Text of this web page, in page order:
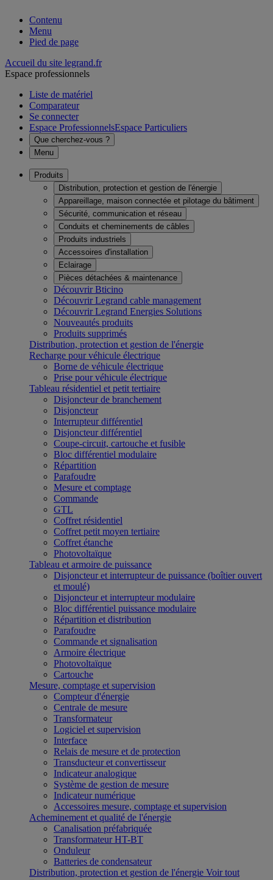
Contenu
Menu
Pied de page
Accueil du site legrand.fr
Espace professionnels
Liste de matériel
Comparateur
Se connecter
Espace ProfessionnelsEspace Particuliers
Que cherchez-vous ?
Menu
Produits
Distribution, protection et gestion de l'énergie
Appareillage, maison connectée et pilotage du bâtiment
Sécurité, communication et réseau
Conduits et cheminements de câbles
Produits industriels
Accessoires d'installation
Eclairage
Pièces détachées & maintenance
Découvrir Bticino
Découvrir Legrand cable management
Découvrir Legrand Energies Solutions
Nouveautés produits
Produits supprimés
Distribution, protection et gestion de l'énergie
Recharge pour véhicule électrique
Borne de véhicule électrique
Prise pour véhicule électrique
Tableau résidentiel et petit tertiaire
Disjoncteur de branchement
Disjoncteur
Interrupteur différentiel
Disjoncteur différentiel
Coupe-circuit, cartouche et fusible
Bloc différentiel modulaire
Répartition
Parafoudre
Mesure et comptage
Commande
GTL
Coffret résidentiel
Coffret petit moyen tertiaire
Coffret étanche
Photovoltaïque
Tableau et armoire de puissance
Disjoncteur et interrupteur de puissance (boîtier ouvert
et moulé)
Disjoncteur et interrupteur modulaire
Bloc différentiel puissance modulaire
Répartition et distribution
Parafoudre
Commande et signalisation
Armoire électrique
Photovoltaïque
Cartouche
Mesure, comptage et supervision
Compteur d'énergie
Centrale de mesure
Transformateur
Logiciel et supervision
Interface
Relais de mesure et de protection
Transducteur et convertisseur
Indicateur analogique
Système de gestion de mesure
Indicateur numérique
Accessoires mesure, comptage et supervision
Acheminement et qualité de l'énergie
Canalisation préfabriquée
Transformateur HT-BT
Onduleur
Batteries de condensateur
Distribution, protection et gestion de l'énergie Voir tout